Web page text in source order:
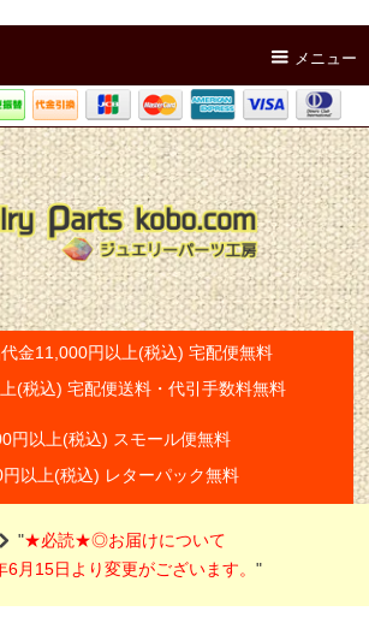
メニュー
金11,000円以上(税込) 宅配便無料
(税込) 宅配便送料・代引手数料無料
円以上(税込) スモール便無料
以上(税込) レターパック無料
"★必読★◎お届けについて
6月15日より変更がございます。"